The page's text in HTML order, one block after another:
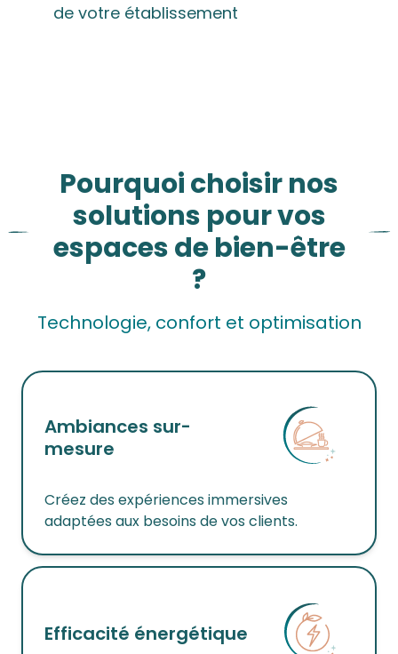
de votre établissement
Pourquoi choisir nos
solutions pour vos
espaces de bien-être
?
Technologie, confort et optimisation
Ambiances sur-
mesure
Créez des expériences immersives
adaptées aux besoins de vos clients.
Efficacité énergétique